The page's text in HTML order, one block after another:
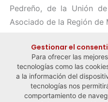
Pedreño, de la Unión
Asociado de la Región de
Gestionar el
Para ofrecer las
tecnologías como las
a la información del
tecnologías nos
comportamiento de